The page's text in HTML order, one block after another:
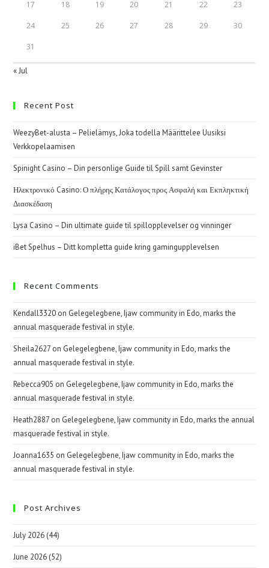
17 18 19 20 21 22 23
24 25 26 27 28 29 30
31
« Jul
Recent Post
WeezyBet-alusta – Pelielämys, Joka todella Määrittelee Uusiksi
Verkkopelaamisen
Spinight Casino – Din personlige Guide til Spill samt Gevinster
Ηλεκτρονικό Casino: Ο πλήρης Κατάλογος προς Ασφαλή και Εκπληκτική
Διασκέδαση
Lysa Casino – Din ultimate guide til spillopplevelser og vinninger
iBet Spelhus – Ditt kompletta guide kring gamingupplevelsen
Recent Comments
Kendall3320 on Gelegelegbene, Ijaw community in Edo, marks the
annual masquerade festival in style.
Sheila2627 on Gelegelegbene, Ijaw community in Edo, marks the
annual masquerade festival in style.
Rebecca905 on Gelegelegbene, Ijaw community in Edo, marks the
annual masquerade festival in style.
Heath2887 on Gelegelegbene, Ijaw community in Edo, marks the annual
masquerade festival in style.
Joanna1635 on Gelegelegbene, Ijaw community in Edo, marks the
annual masquerade festival in style.
Post Archives
July 2026 (44)
June 2026 (52)